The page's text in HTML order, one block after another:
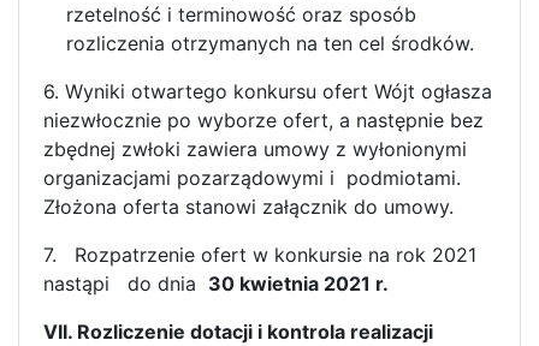
rzetelność i terminowość oraz sposób
rozliczenia otrzymanych na ten cel środków.
6. Wyniki otwartego konkursu ofert Wójt ogłasza
niezwłocznie po wyborze ofert, a następnie bez
zbędnej zwłoki zawiera umowy z wyłonionymi
organizacjami pozarządowymi i podmiotami.
Złożona oferta stanowi załącznik do umowy.
7. Rozpatrzenie ofert w konkursie na rok 2021
nastąpi do dnia 30 kwietnia 2021 r.
VII. Rozliczenie dotacji i kontrola realizacji